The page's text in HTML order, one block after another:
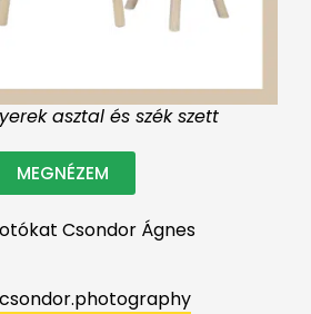
asztal és szék szett
MEGNÉZEM
Csondor Ágnes